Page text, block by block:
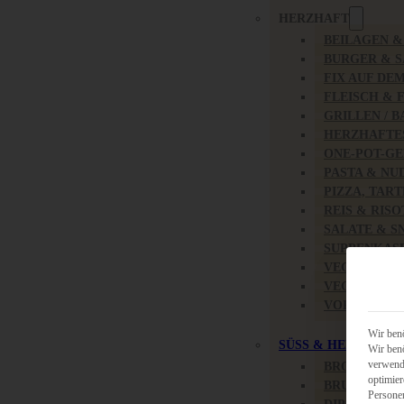
HERZHAFT
SALATE &
SÜSS & HERZHAFT
BRUNCH &
Wir
Wir